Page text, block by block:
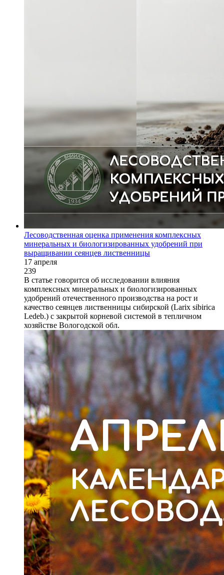
Лесоводственная оценка применения комплексных
минеральных и биологизированных удобрений при
выращивании сеянцев лиственницы
17 апреля
239
В статье говорится об исследовании влияния
комплексных минеральных и биологизированных
удобрений отечественного производства на рост и
качество сеянцев лиственницы сибирской (Larix sibirica
Ledeb.) с закрытой корневой системой в тепличном
хозяйстве Вологодской обл.